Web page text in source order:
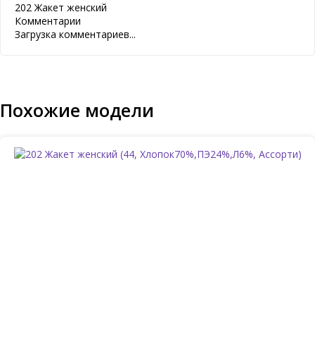
202 Жакет женский
Комментарии
Загрузка комментариев...
Похожие модели